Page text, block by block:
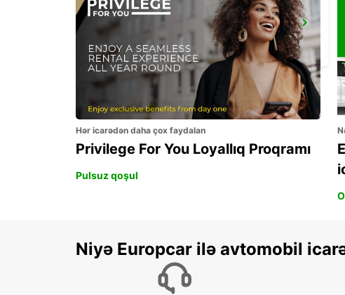
LONDON PARK ROYAL
LONDON - UNITED KINGDOM
Hər icarədən daha çox faydalan
Privilege For You Loyallıq Proqramı
Pulsuz qoşul
Niyə Europcar ilə avtomobil